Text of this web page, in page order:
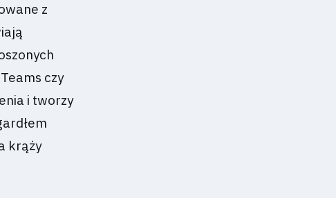
z
czy
i tworzy
krąży